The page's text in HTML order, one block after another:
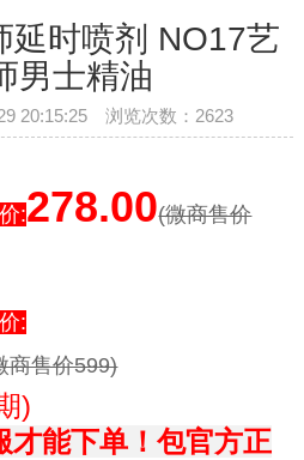
延时喷剂 NO17艺
男士精油
20:15:25 浏览次数：2623
:278.00(微商售价
:
商售价599)
)
才能下单！包官方正